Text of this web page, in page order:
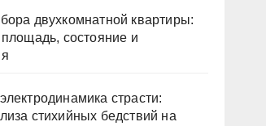
двухкомнатной квартиры:
состояние и
страсти:
стихийных бедствий на